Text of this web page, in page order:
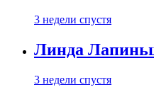
3 недели спустя
Линда
3 недели спустя